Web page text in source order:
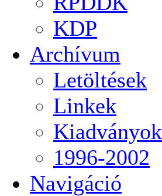
KDP
Archívum
Letöltések
Linkek
Kiadványok
1996-2002
Navigáció